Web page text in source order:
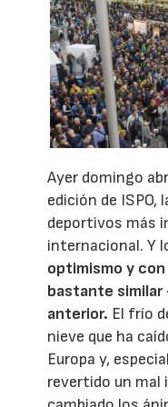
Ayer domingo
edición de ISPO,
deportivos más
internacional. Y
optimismo y
bastante similar
anterior. El frío
nieve que ha
Europa y,
revertido un mal